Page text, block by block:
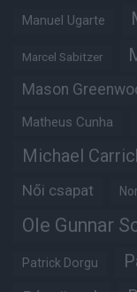
Manuel Ugarte
Marcel Sabitzer
Mason
Matheus Cunha
Michael
Női csapat
Ole Gunnar
Patrick Dorgu